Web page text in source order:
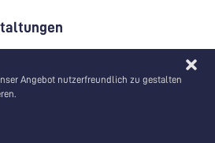
Angebot nutzerfreundlich zu gestalten
Berlin